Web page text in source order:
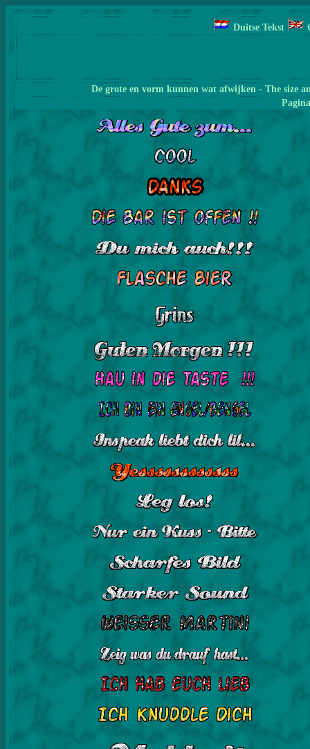
Duitse Tekst
De grote en vorm kunnen wat afwijken - The size